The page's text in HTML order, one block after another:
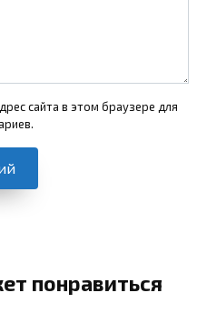
сайта в этом браузере для
понравиться